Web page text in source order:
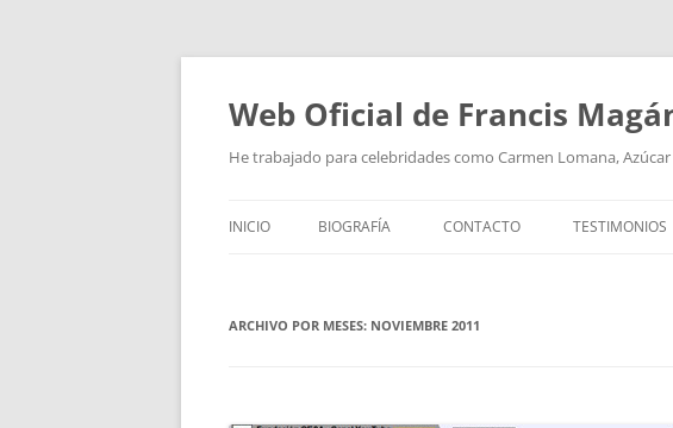
Saltar
contenido
Web Oficial de Francis
He trabajado para celebridades como Carmen Lomana,
INICIO BIOGRAFÍA CONTACTO TESTIMONIOS
ARCHIVO POR MESES: NOVIEMBRE 2011